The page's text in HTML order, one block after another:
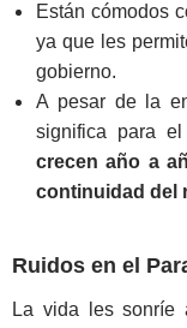
Están cómodos
ya que les
gobierno.
A pesar de la
significa para
crecen año a
continuidad del
Ruidos en el
La vida les sonríe